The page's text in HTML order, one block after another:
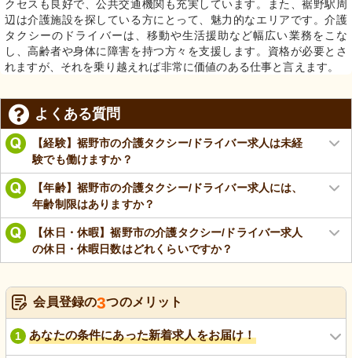
クセスも良好で、公共交通機関も充実しています。また、裾野駅周
辺は介護施設を探している方にとって、魅力的なエリアです。介護
タクシーのドライバーは、移動や生活援助など幅広い業務をこな
し、高齢者や身体に障害を持つ方々を支援します。資格が必要とさ
れますが、それを乗り越えれば非常に価値のある仕事と言えます。
よくある質問
【経験】裾野市の介護タクシー/ドライバー求人は未経
験でも働けますか？
【年齢】裾野市の介護タクシー/ドライバー求人には、
年齢制限はありますか？
【休日・休暇】裾野市の介護タクシー/ドライバー求人
の休日・休暇日数はどれくらいですか？
会員登録の3つのメリット
1 あなたの条件にあった新着求人をお届け！